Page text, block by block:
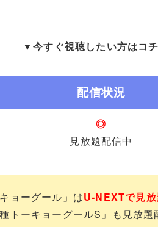
▼今すぐ視聴したい方はコ
配信状況
◎
見放題配信中
ョーグール」はU-NEXTで見
トーキョーグールS」も見放題